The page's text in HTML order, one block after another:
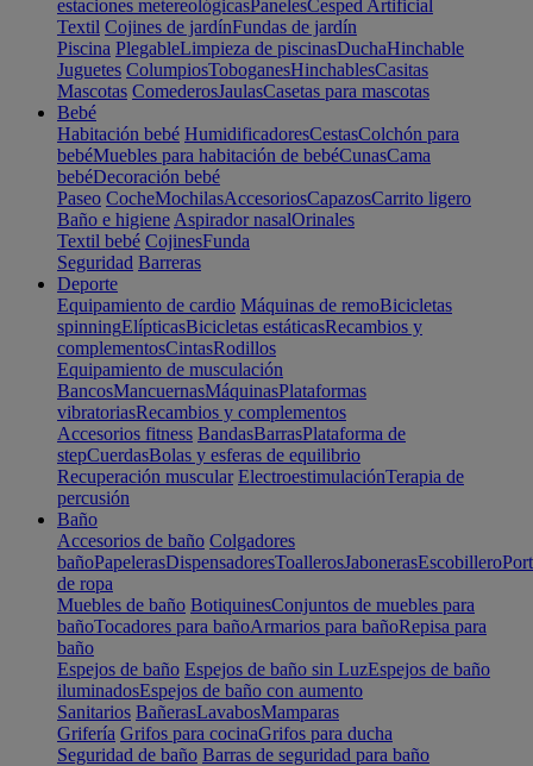
estaciones metereológicasPanelesCesped Artificial
Textil Cojines de jardínFundas de jardín
Piscina PlegableLimpieza de piscinasDuchaHinchable
Juguetes ColumpiosToboganesHinchablesCasitas
Mascotas ComederosJaulasCasetas para mascotas
Bebé
Habitación bebé HumidificadoresCestasColchón para
bebéMuebles para habitación de bebéCunasCama
bebéDecoración bebé
Paseo CocheMochilasAccesoriosCapazosCarrito ligero
Baño e higiene Aspirador nasalOrinales
Textil bebé CojinesFunda
Seguridad Barreras
Deporte
Equipamiento de cardio Máquinas de remoBicicletas
spinningElípticasBicicletas estáticasRecambios y
complementosCintasRodillos
Equipamiento de musculación
BancosMancuernasMáquinasPlataformas
vibratoriasRecambios y complementos
Accesorios fitness BandasBarrasPlataforma de
stepCuerdasBolas y esferas de equilibrio
Recuperación muscular ElectroestimulaciónTerapia de
percusión
Baño
Accesorios de baño Colgadores
bañoPapelerasDispensadoresToallerosJabonerasEscobillero
de ropa
Muebles de baño BotiquinesConjuntos de muebles para
bañoTocadores para bañoArmarios para bañoRepisa para
baño
Espejos de baño Espejos de baño sin LuzEspejos de baño
iluminadosEspejos de baño con aumento
Sanitarios BañerasLavabosMamparas
Grifería Grifos para cocinaGrifos para ducha
Seguridad de baño Barras de seguridad para baño